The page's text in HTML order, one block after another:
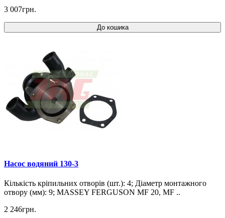
3 007грн.
До кошика
Насос водяний 130-3
Кількість кріпильних отворів (шт.): 4; Діаметр монтажного
отвору (мм): 9; MASSEY FERGUSON MF 20, MF ..
2 246грн.